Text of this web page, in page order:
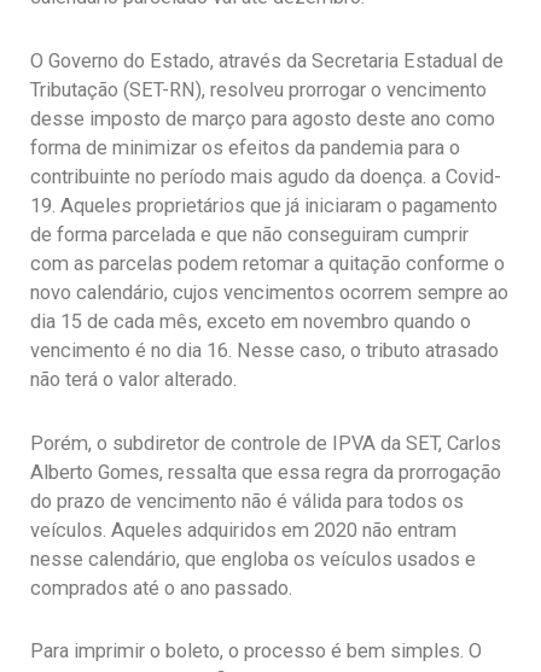
O Governo do Estado, através da Secretaria Estadual de
Tributação (SET-RN), resolveu prorrogar o vencimento
desse imposto de março para agosto deste ano como
forma de minimizar os efeitos da pandemia para o
contribuinte no período mais agudo da doença. a Covid-
19. Aqueles proprietários que já iniciaram o pagamento
de forma parcelada e que não conseguiram cumprir
com as parcelas podem retomar a quitação conforme o
novo calendário, cujos vencimentos ocorrem sempre ao
dia 15 de cada mês, exceto em novembro quando o
vencimento é no dia 16. Nesse caso, o tributo atrasado
não terá o valor alterado.
Porém, o subdiretor de controle de IPVA da SET, Carlos
Alberto Gomes, ressalta que essa regra da prorrogação
do prazo de vencimento não é válida para todos os
veículos. Aqueles adquiridos em 2020 não entram
nesse calendário, que engloba os veículos usados e
comprados até o ano passado.
Para imprimir o boleto, o processo é bem simples. O